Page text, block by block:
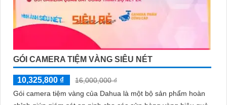
GÓI CAMERA TIỆM VÀNG SIÊU NÉT
10,325,800 ₫
16,000,000 ₫
Gói camera tiệm vàng của Dahua là một bộ sản phẩm hoàn